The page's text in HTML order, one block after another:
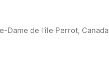
Dame de l'île Perrot, Canada